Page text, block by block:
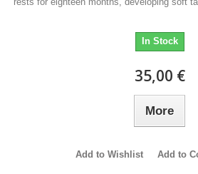
In Stock
35,00 €
More
Add to Wishlist Add to